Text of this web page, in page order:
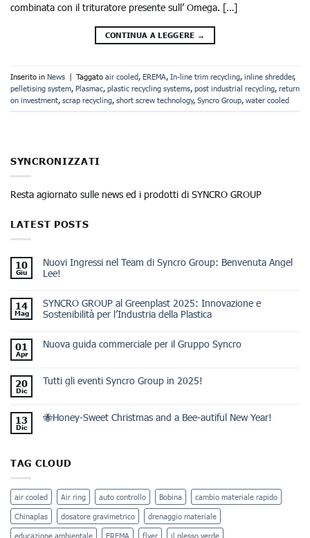
combinata con il trituratore presente sull’ Omega. […]
CONTINUA A LEGGERE →
Inserito in News | Taggato air cooled, EREMA, In-line trim recycling, inline shredder,
pelletising system, Plasmac, plastic recycling systems, post industrial recycling, return
on investment, scrap recycling, short screw technology, Syncro Group, water cooled
SYNCRONIZZATI
Resta agiornato sulle news ed i prodotti di SYNCRO GROUP
LATEST POSTS
10
Giu
Nuovi Ingressi nel Team di Syncro Group: Benvenuta Angel
Lee!
14
Mag
SYNCRO GROUP al Greenplast 2025: Innovazione e
Sostenibilità per l’Industria della Plastica
01
Apr
Nuova guida commerciale per il Gruppo Syncro
20
Dic
Tutti gli eventi Syncro Group in 2025!
13
Dic
🐝Honey-Sweet Christmas and a Bee-autiful New Year!
TAG CLOUD
air cooled Air ring auto controllo Bobina cambio materiale rapido
Chinaplas dosatore gravimetrico drenaggio materiale
educazione ambientale EREMA flyer il plesso verde